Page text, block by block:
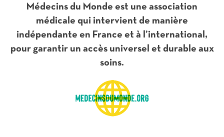
Médecins du Monde est une association
médicale qui intervient de manière
indépendante en France et à l’international,
pour garantir un accès universel et durable aux
soins.